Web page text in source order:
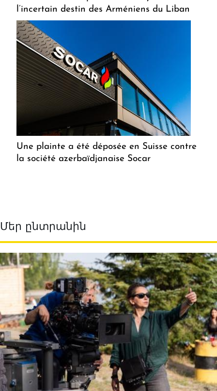
l’incertain destin des Arméniens du Liban
Une plainte a été déposée en Suisse contre
la société azerbaïdjanaise Socar
Մեր ընտրանին